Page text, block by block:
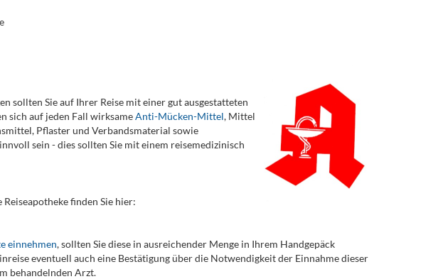
sollten Sie auf Ihrer Reise mit einer gut ausgestatteten
sich auf jeden Fall wirksameAnti-Mücken-Mittel, Mittel
Pflaster und Verbandsmaterial sowie
sein - dies sollten Sie mit einem reisemedizinisch
finden Sie hier:
einnehmen, sollten Sie diese in ausreichender Menge in Ihrem Handgepäck
eventuell auch eine Bestätigung über die Notwendigkeit der Einnahme dieser
behandelnden Arzt.